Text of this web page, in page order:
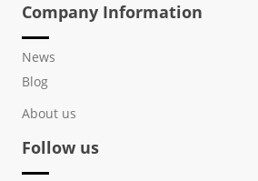
Company Information
News
Blog
About us
Follow us